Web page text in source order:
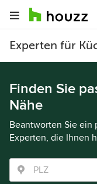
Experten für
Finden Sie
Nähe
Beantworten Sie ein
Experten, die Ihnen